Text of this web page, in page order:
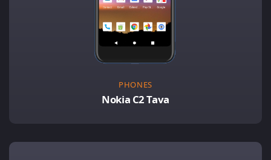
PHONES
Nokia C2 Tava